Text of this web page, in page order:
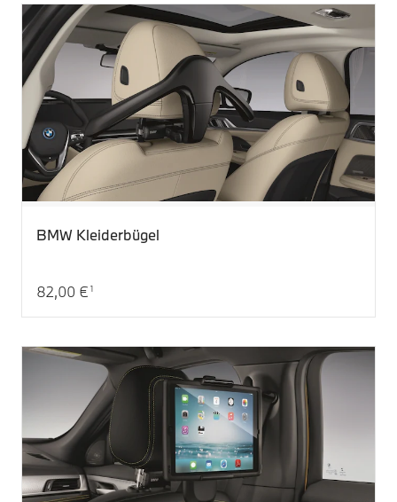
BMW Kleiderbügel
Aktueller Preis: 82,00 €
82,00 € 1